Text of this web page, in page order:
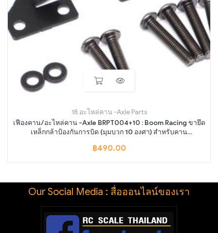
18.อะไหล่คาน -Axle Parts
เฟืองคาน/อะไหล่คาน -Axle BRPT004+10 : Boom Racing ขายึด
เหล็กกล้าป้องกันการบิด (มุมบวก 10 องศา) สำหรับคาน
฿490.00
Our Social Media : สื่อออนไลน์ของเรา